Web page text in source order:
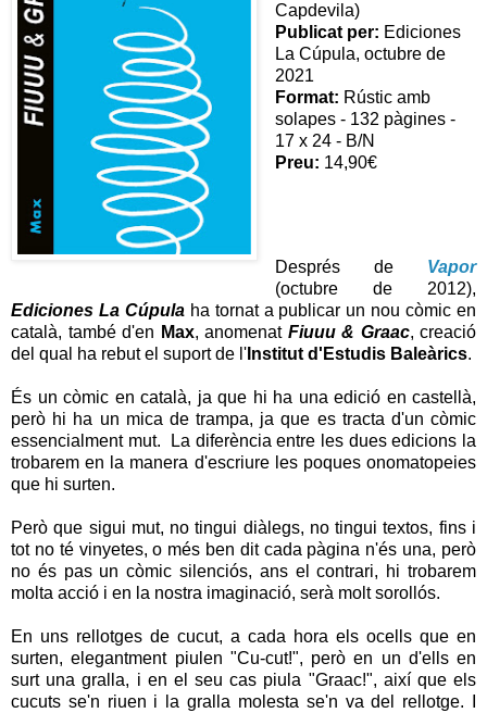
Capdevila)
Publicat per: Ediciones
La Cúpula, octubre de
2021
Format: Rústic amb
solapes - 132 pàgines -
17 x 24 - B/N
Preu: 14,90€
Després de Vapor
(octubre de 2012),
Ediciones La Cúpulaha tornat a publicar un nou còmic en
català, també d'en Max, anomenat Fiuuu & Graac, creació
del qual ha rebut el suport de l' Institut d'Estudis Baleàrics.
És un còmic en català, ja que hi ha una edició en castellà,
però hi ha un mica de trampa, ja que es tracta d'un còmic
essencialment mut. La diferència entre les dues edicions la
trobarem en la manera d'escriure les poques onomatopeies
que hi surten.
Però que sigui mut, no tingui diàlegs, no tingui textos, fins i
tot no té vinyetes, o més ben dit cada pàgina n'és una, però
no és pas un còmic silenciós, ans el contrari, hi trobarem
molta acció i en la nostra imaginació, serà molt sorollós.
En uns rellotges de cucut, a cada hora els ocells que en
surten, elegantment piulen "Cu-cut!", però en un d'ells en
surt una gralla, i en el seu cas piula "Graac!", així que els
cucuts se'n riuen i la gralla molesta se'n va del rellotge. I